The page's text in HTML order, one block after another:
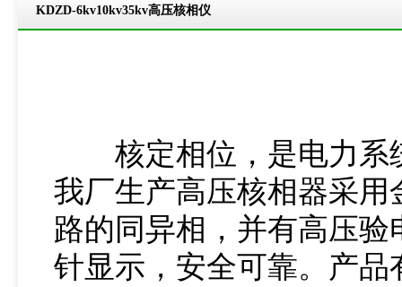
KDZD-6kv10kv35kv高压核相仪
核定相位，是电力系
我厂生产高压核相器采
路的同异相，并有高压
针显示，安全可靠。产